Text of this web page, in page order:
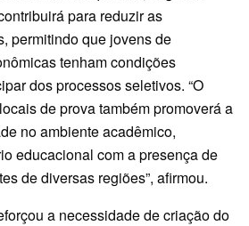
para reduzir as
permitindo que jovens de
tenham condições
dos processos seletivos. “O
de prova também promoverá a
no ambiente acadêmico,
educacional com a presença de
de diversas regiões”, afirmou.
a necessidade de criação do